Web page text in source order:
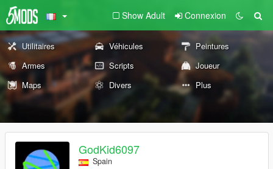
Show Adult Connexion
Utilitaires Véhicules
Peintures
Armes
Scripts
Joueur
Maps
Divers Plus
GodKid6097
Spain